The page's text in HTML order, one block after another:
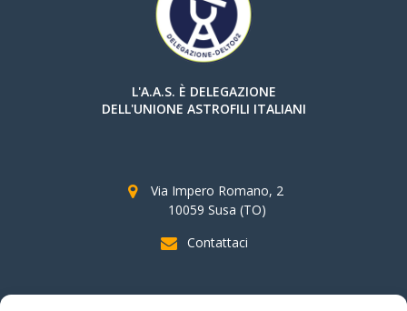
L'A.A.S. È DELEGAZIONE
DELL'UNIONE ASTROFILI ITALIANI
Via Impero Romano, 2
10059 Susa (TO)
Contattaci